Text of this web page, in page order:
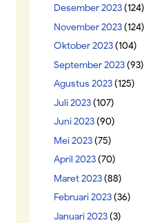
Desember 2023(124)
November 2023(124)
Oktober 2023(104)
September 2023(93)
Agustus 2023(125)
Juli 2023(107)
Juni 2023(90)
Mei 2023(75)
April 2023(70)
Maret 2023(88)
Februari 2023(36)
Januari 2023(3)